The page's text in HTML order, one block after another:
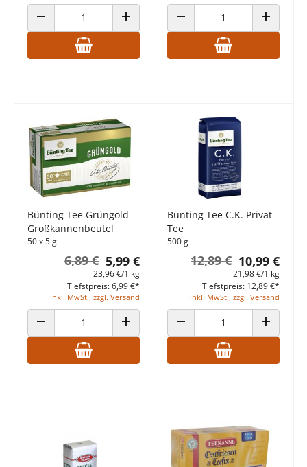
ANZAHL VERRINGERN ANZAHL ERHÖHENANZAHL VERRINGERN ANZAHL
Bünting Tee Grüngold
Großkannenbeutel
50 x 5 g
5,99 €
6,89 €
23,96 €/1 kg
inkl. MwSt., zzgl. Versand
Tiefstpreis: 6,99 €*
ANZAHL VERRINGERN ANZAHL ERHÖHEN
Bünting Tee C.K. Privat
Tee
500 g
10,99 €
12,89 €
21,98 €/1 kg
inkl. MwSt., zzgl. Versand
Tiefstpreis: 12,89 €*
ANZAHL VERRINGERN ANZAHL